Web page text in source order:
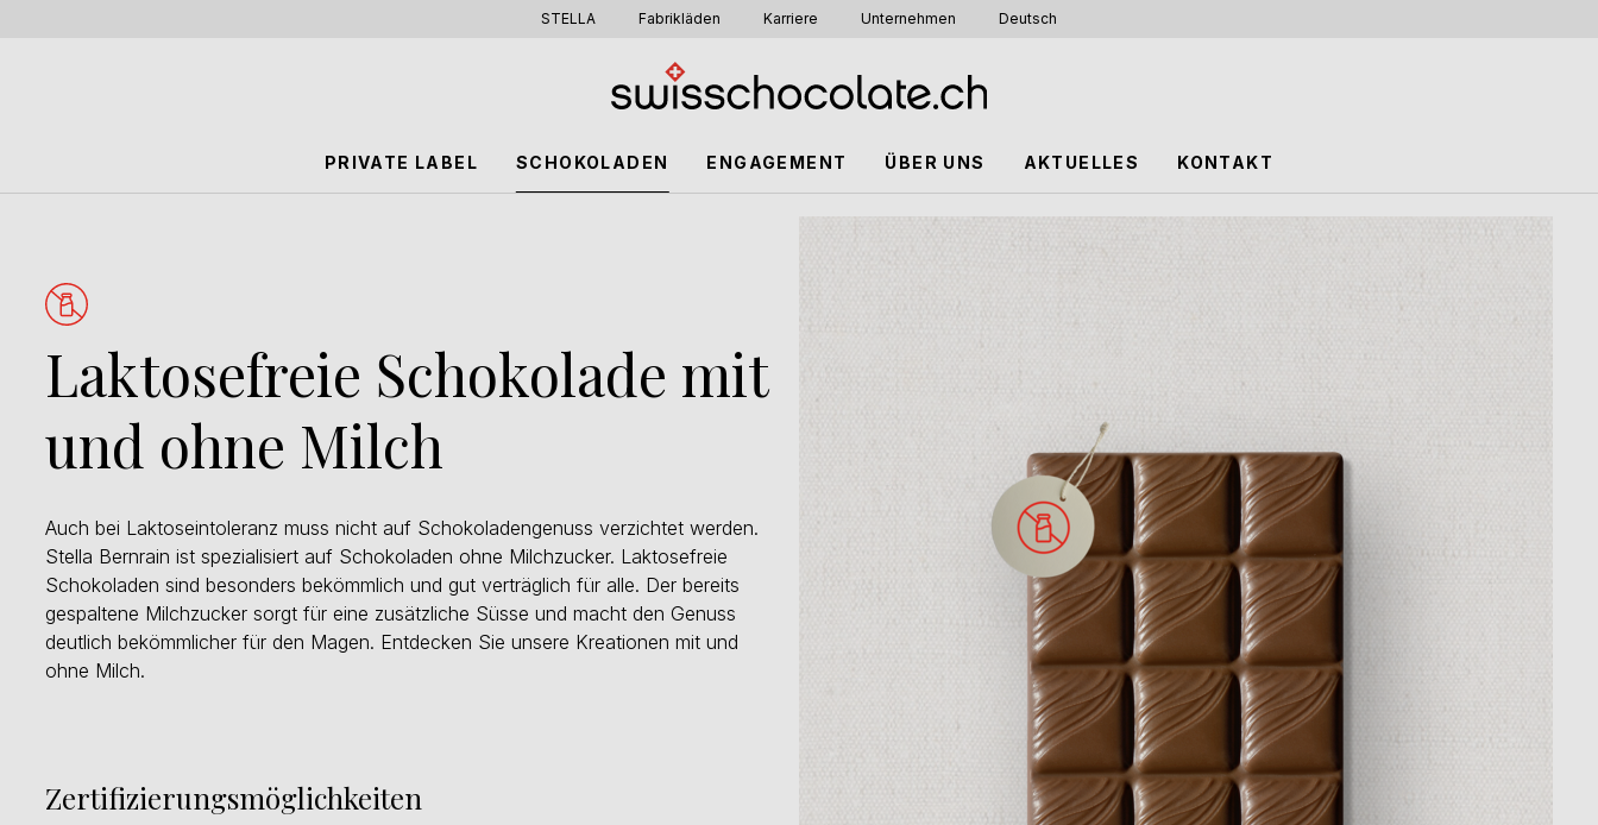
STELLA Fabrikläden Karriere Unternehmen Deutsch
PRIVATE LABEL SCHOKOLADEN ENGAGEMENT ÜBER UNS AKTUELLES KONTAKT
Laktosefreie Schokolade mit
und ohne Milch
Auch bei Laktoseintoleranz muss nicht auf Schokoladengenuss verzichtet werden.
Stella Bernrain ist spezialisiert auf Schokoladen ohne Milchzucker. Laktosefreie
Schokoladen sind besonders bekömmlich und gut verträglich für alle. Der bereits
gespaltene Milchzucker sorgt für eine zusätzliche Süsse und macht den Genuss
deutlich bekömmlicher für den Magen. Entdecken Sie unsere Kreationen mit und
ohne Milch.
Zertifizierungsmöglichkeiten